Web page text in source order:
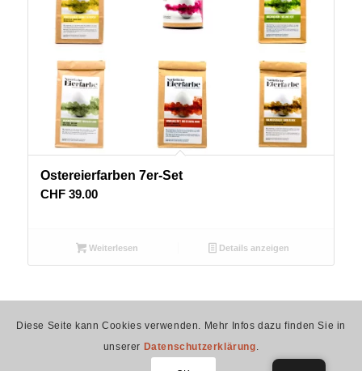
Ostereierfarben 7er-Set
CHF39.00
Weiterlesen Details anzeigen
eifarb.ch – betrieben durch Spruchreif GmbH –Impressum
Diese Seite kann Cookies verwenden. Mehr Infos dazu finden Sie in
unserer Datenschutzerklärung.